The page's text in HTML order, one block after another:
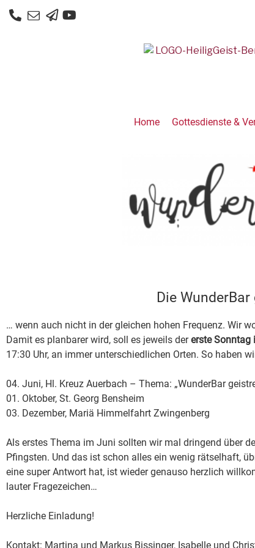
Home Gottesdienste &
Die
… wenn auch nicht in der gleichen hohen Frequenz. Wir
Damit es planbarer wird, soll es jeweils dererste Sonntag
17:30 Uhr, an immer unterschiedlichen Orten. So haben
04. Juni, Hl. Kreuz Auerbach – Thema: „WunderBar
01. Oktober, St. Georg Bensheim
03. Dezember, Mariä Himmelfahrt Zwingenberg
Als erstes Thema im Juni sollten wir mal dringend über
Pfingsten. Und das ist schon alles ein wenig rätselhaft,
eine super Antwort hat, ist wieder genauso herzlich
lauter Fragezeichen…
Herzliche Einladung!
Kontakt: Martina und Markus Bissinger, Isabelle und